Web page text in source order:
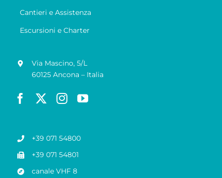
Cantieri e Assistenza
Escursioni e Charter
Via Mascino, 5/L
60125 Ancona – Italia
+39 071 54800
+39 071 54801
canale VHF 8